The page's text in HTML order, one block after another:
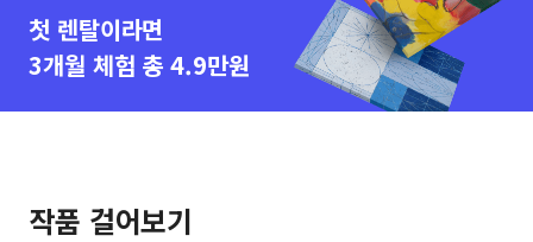
첫 렌탈이라면
3개월 체험 총 4.9만원
작품 걸어보기